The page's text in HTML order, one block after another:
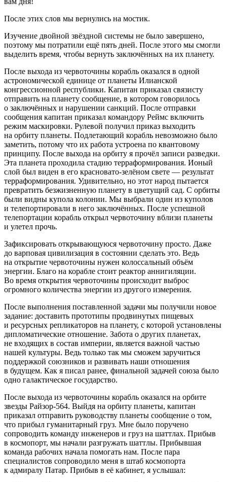
После этих слов мы вернулись на мостик.
Изучение двойной звёздной системы не было завершено,
поэтому мы потратили ещё пять дней. После этого мы смогли
выделить время, чтобы вернуть заключённых на их планету.
После выхода из червоточины корабль оказался в одной
астрономической единице от планеты Илианской
конгрессионной республики. Капитан приказал связисту
отправить на планету сообщение, в котором говорилось
о заключённых и нарушении санкций. После отправки
сообщения капитан приказал командору Реймс включить
режим маскировки. Рулевой получил приказ выходить
на орбиту планеты. Подлетающий корабль невозможно было
заметить, потому что их работа устроена по квантовому
принципу. После выхода на орбиту я прочёл записи разведки.
Эта планета проходила стадию терраформирования. Ионый
слой был виден в его красновато-зелёном свете — результат
терраформирования. Удивительно, но этот народ пытается
превратить безжизненную планету в цветущий сад. С орбиты
были видны купола колонии. Мы выбрали один из куполов
и телепортировали в него заключённых. После успешной
телепортации корабль открыл червоточину вблизи планеты
и улетел прочь.
Зафиксировать открывающуюся червоточину просто. Даже
до варповая цивилизация в состоянии сделать это. Ведь
на открытие червоточины нужен колоссальный объём
энергии. Благо на корабле стоит реактор аннигиляции.
Во время открытия червоточины происходит выброс
огромного количества энергии из другого измерения.
После выполнения поставленной задачи мы получили новое
задание: доставить прототипы продвинутых пищевых
и ресурсных репликаторов на планету, с которой установлены
дипломатические отношение. Забота о других планетах,
не входящих в состав империи, является важной частью
нашей культуры. Ведь только так мы сможем заручиться
поддержкой союзников и развивать наши отношения
в будущем. Как я писал ранее, финальной задачей союза было
одно галактическое государство.
После выхода из червоточины корабль оказался на орбите
звезды Райзор-564. Выйдя на орбиту планеты, капитан
приказал отправить руководству планеты сообщение о том,
что прибыл гуманитарный груз. Мне было поручено
сопроводить команду инженеров и груз на шаттлах. Прибыв
в космопорт, мы начали разгружать шаттлы. Прибывшая
команда рабочих начала помогать нам. После пара
специалистов сопроводило меня в штаб космопорта
к адмиралу Патар. Прибыв в её кабинет, я услышал: